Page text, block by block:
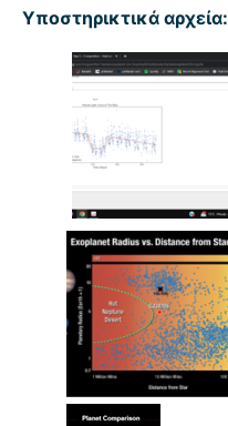
Υποστηρικτικά αρχεία: